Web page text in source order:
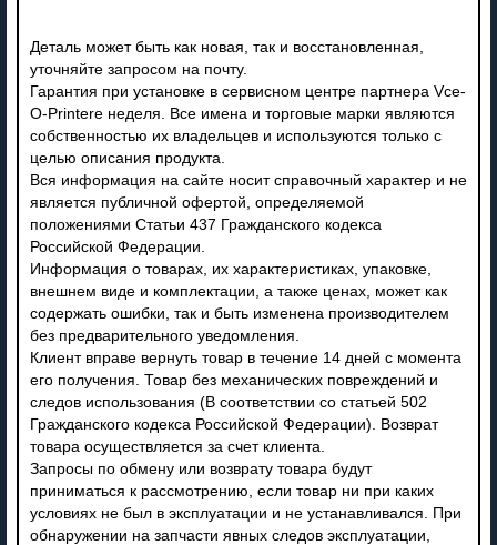
Деталь может быть как новая, так и восстановленная,
уточняйте запросом на почту.
Гарантия при установке в сервисном центре партнера Vce-
O-Printere неделя. Все имена и торговые марки являются
собственностью их владельцев и используются только с
целью описания продукта.
Вся информация на сайте носит справочный характер и не
является публичной офертой, определяемой
положениями Статьи 437 Гражданского кодекса
Российской Федерации.
Информация о товарах, их характеристиках, упаковке,
внешнем виде и комплектации, а также ценах, может как
содержать ошибки, так и быть изменена производителем
без предварительного уведомления.
Клиент вправе вернуть товар в течение 14 дней с момента
его получения. Товар без механических повреждений и
следов использования (В соответствии со статьей 502
Гражданского кодекса Российской Федерации). Возврат
товара осуществляется за счет клиента.
Запросы по обмену или возврату товара будут
приниматься к рассмотрению, если товар ни при каких
условиях не был в эксплуатации и не устанавливался. При
обнаружении на запчасти явных следов эксплуатации,